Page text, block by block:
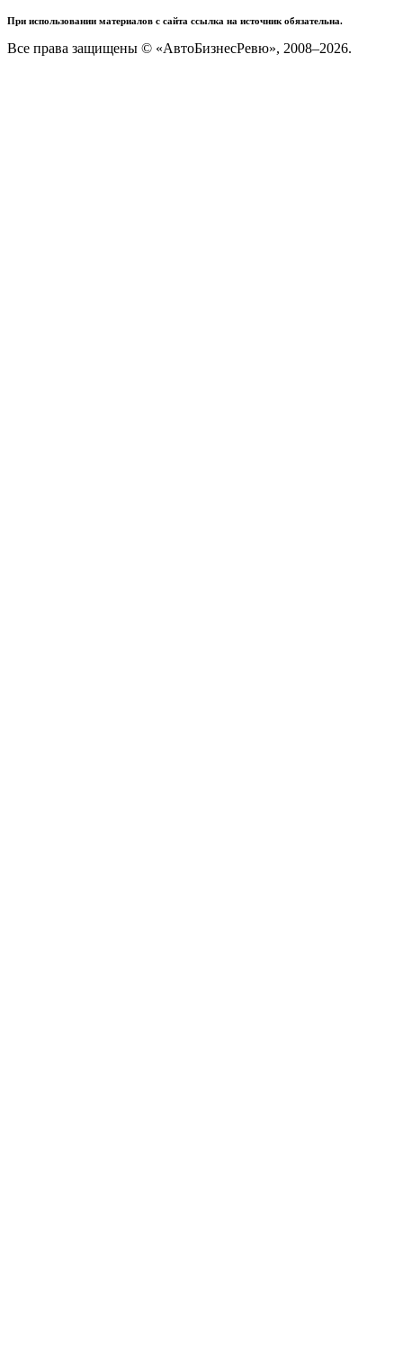
При использовании материалов с сайта ссылка на источник обязательна.
Все права защищены © «АвтоБизнесРевю», 2008–2026.